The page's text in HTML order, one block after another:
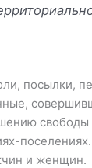
посылки,
свободы
и женщин.